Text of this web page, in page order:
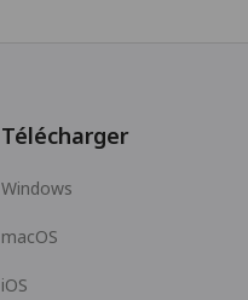
Télécharger
Windows
macOS
iOS